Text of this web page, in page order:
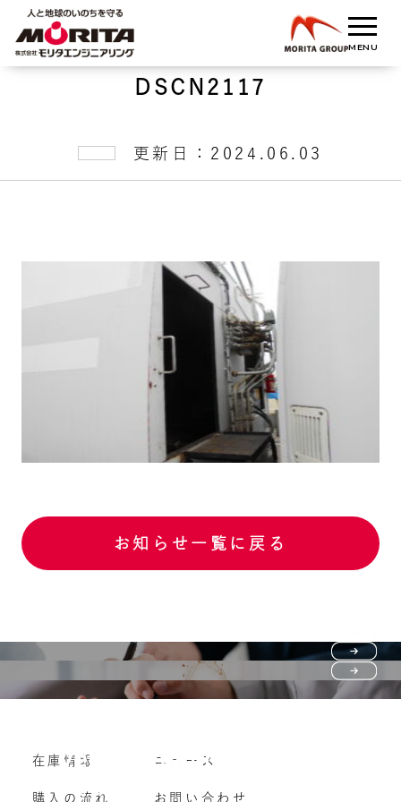
DSCN2117
更新日：2024.06.03
お知らせ一覧に戻る
購入の流れ
よくいただくご質問
Vehicle purchase
車両買い取り
在庫情報
購入の流れ
ニュース
お問い合わせ